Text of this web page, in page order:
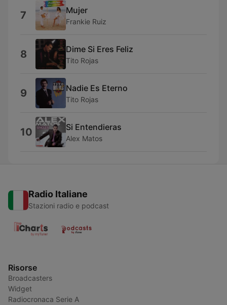
7 Mujer
Frankie Ruiz
8 Dime Si Eres Feliz
Tito Rojas
9 Nadie Es Eterno
Tito Rojas
10 Si Entendieras
Alex Matos
Radio Italiane
Stazioni radio e podcast
Risorse
Broadcasters
Widget
Radiocronaca Serie A